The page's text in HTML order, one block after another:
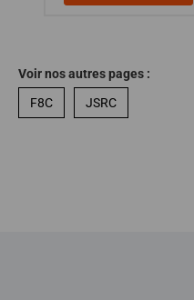
Voir nos autres pages :
F8C
JSRC